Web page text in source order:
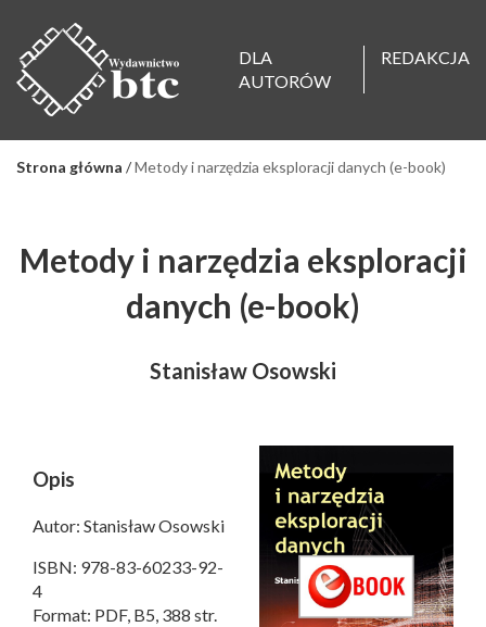
DLA
AUTORÓW
REDAKCJA
Strona główna /Metody i narzędzia eksploracji danych (e-book)
Metody i narzędzia eksploracji
danych (e-book)
Stanisław Osowski
Opis
Autor: Stanisław Osowski
ISBN: 978-83-60233-92-
4
Format: PDF, B5, 388 str.